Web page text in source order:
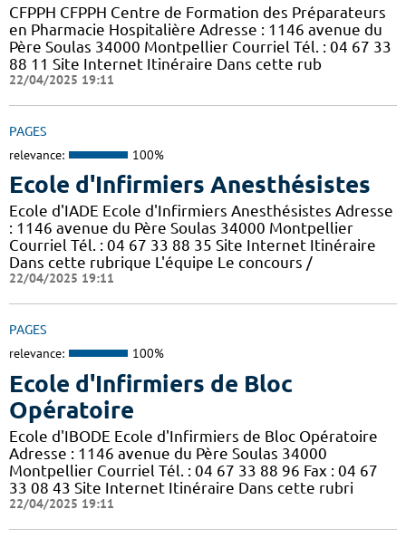
CFPPH CFPPH Centre de Formation des Préparateurs
en Pharmacie Hospitalière Adresse : 1146 avenue du
Père Soulas 34000 Montpellier Courriel Tél. : 04 67 33
88 11 Site Internet Itinéraire Dans cette rub
22/04/2025 19:11
PAGES
relevance: 100%
Ecole d'Infirmiers Anesthésistes
Ecole d'IADE Ecole d'Infirmiers Anesthésistes Adresse
: 1146 avenue du Père Soulas 34000 Montpellier
Courriel Tél. : 04 67 33 88 35 Site Internet Itinéraire
Dans cette rubrique L'équipe Le concours /
22/04/2025 19:11
PAGES
relevance: 100%
Ecole d'Infirmiers de Bloc
Opératoire
Ecole d'IBODE Ecole d'Infirmiers de Bloc Opératoire
Adresse : 1146 avenue du Père Soulas 34000
Montpellier Courriel Tél. : 04 67 33 88 96 Fax : 04 67
33 08 43 Site Internet Itinéraire Dans cette rubri
22/04/2025 19:11